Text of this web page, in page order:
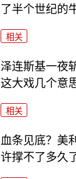
了半个世纪的
相关
泽连斯基一夜
这大戏几个意
相关
血条见底？美
许撑不了多久